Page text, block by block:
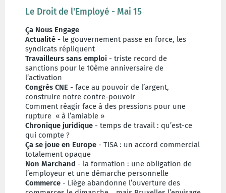
Le Droit de l'Employé - Mai 15
Ça Nous Engage
Actualité - le gouvernement passe en force, les
syndicats répliquent
Travailleurs sans emploi - triste record de
sanctions pour le 10ème anniversaire de
l’activation
Congrès CNE - face au pouvoir de l’argent,
construire notre contre-pouvoir
Comment réagir face à des pressions pour une
rupture « à l’amiable »
Chronique juridique - temps de travail : qu’est-ce
qui compte ?
Ça se joue en Europe - TISA : un accord commercial
totalement opaque
Non Marchand - la formation : une obligation de
l’employeur et une démarche personnelle
Commerce - Liège abandonne l’ouverture des